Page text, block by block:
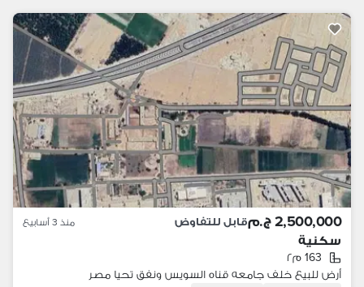
2,500,000 ج.م قابل للتفاوض منذ 3 أسابيع
سكنية
163 م٢
أرض للبيع خلف جامعه قناه السويس ونفق تحيا مصر